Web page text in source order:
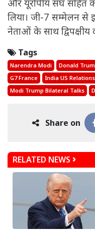
और यूरोपीय संघ सहित
लिया। जी-7 सम्मेलन से
नेताओं के साथ द्विपक्षीय
Tags
Narendra Modi Donald
G7 France
India US Relations
Modi Trump Bilateral Talks
Share on
RELATED NEWS